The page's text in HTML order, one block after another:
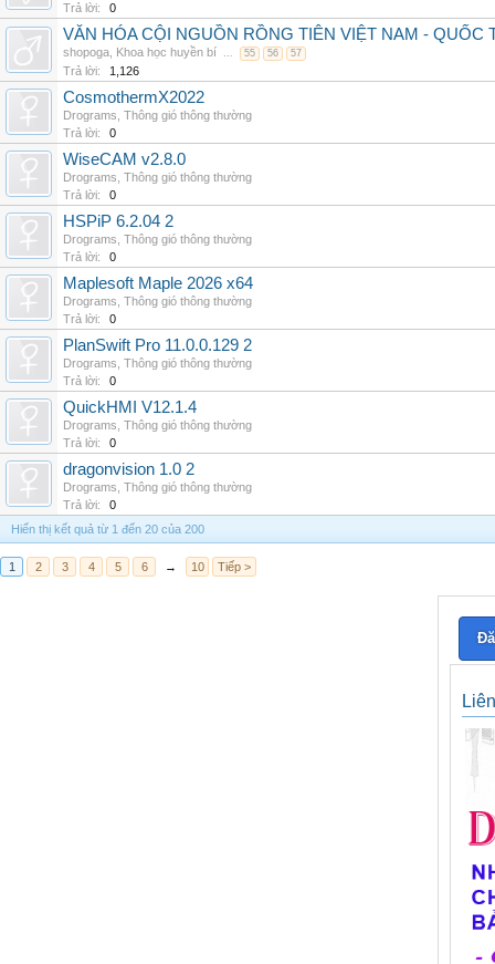
Trả lời:
0
VĂN HÓA CỘI NGUỒN RỒNG TIÊN VIỆT NAM -
shopoga Khoa học huyền bí ... 55 56 57
Trả lời: 1,126
CosmothermX2022
Drograms Thông gió thông thường
Trả lời:
0
WiseCAM v2.8.0
Drograms Thông gió thông thường
Trả lời:
0
HSPiP 6.2.04 2
Drograms Thông gió thông thường
Trả lời:
0
Maplesoft Maple 2026 x64
Drograms Thông gió thông thường
Trả lời:
0
PlanSwift Pro 11.0.0.129 2
Drograms Thông gió thông thường
Trả lời:
0
QuickHMI V12.1.4
Drograms Thông gió thông thường
Trả lời:
0
dragonvision 1.0 2
Drograms Thông gió thông thường
Trả lời:
0
Hiển thị kết quả từ 1 đến 20 của 200
1 2 3 4 5 6 → 10 Tiếp >